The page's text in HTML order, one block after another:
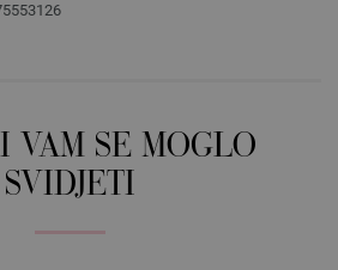
VAM SE MOGLO
SVIDJETI